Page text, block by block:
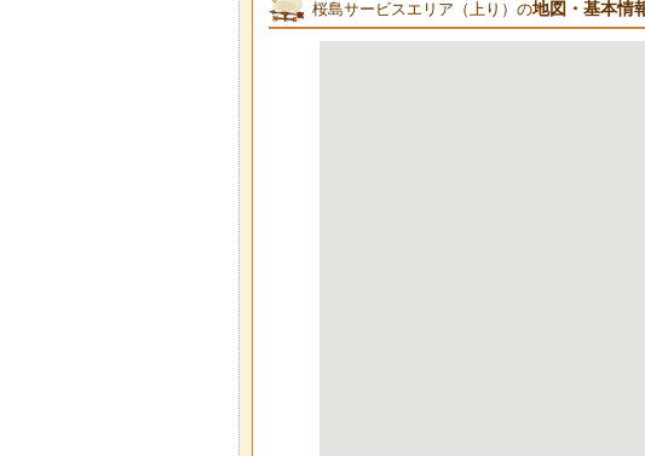
桜島サービスエリア（上り）の地図・基本情